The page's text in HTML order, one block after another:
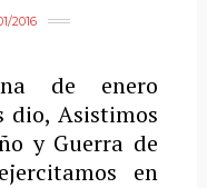
2016
de enero
dio, Asistimos
y Guerra de
en